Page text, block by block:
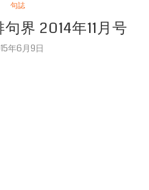
句誌
界 2014年11月号
年6月9日